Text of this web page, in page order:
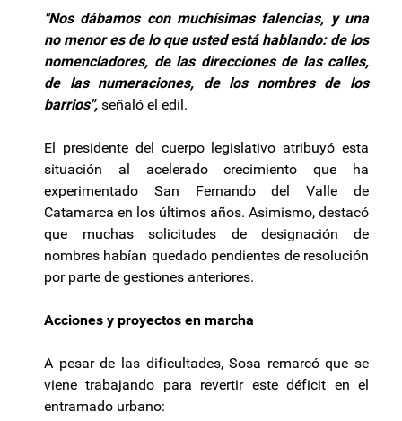
"Nos dábamos con muchísimas falencias, y una
no menor es de lo que usted está hablando: de los
nomencladores, de las direcciones de las calles,
de las numeraciones, de los nombres de los
barrios", señaló el edil.
El presidente del cuerpo legislativo atribuyó esta
situación al acelerado crecimiento que ha
experimentado San Fernando del Valle de
Catamarca en los últimos años. Asimismo, destacó
que muchas solicitudes de designación de
nombres habían quedado pendientes de resolución
por parte de gestiones anteriores.
Acciones y proyectos en marcha
A pesar de las dificultades, Sosa remarcó que se
viene trabajando para revertir este déficit en el
entramado urbano: